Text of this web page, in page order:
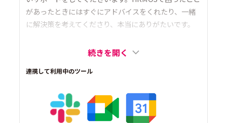
があったときにはすぐにアドバイスをくれたり、一緒
に解決策を考えてくださり、本当にありがたいです。
続きを開く
連携して利用中のツール